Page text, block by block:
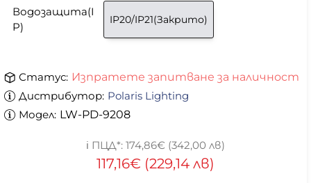
Статус: Изпратете запитване за наличност
Дистрибутор: Polaris Lighting
Модел: LW-PD-9208
117,16€ (229,14 лв)
174,86€ (342,00 лв)
Водозащита(I
P)
IP20/IP21(Закрито)